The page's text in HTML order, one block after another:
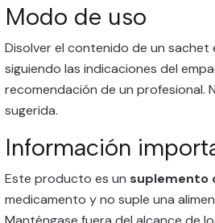
Modo de uso
Disolver el contenido de un sachet
siguiendo las indicaciones del
recomendación de un profesional.
sugerida.
Información
Este producto es un suplemento
medicamento y no suple una